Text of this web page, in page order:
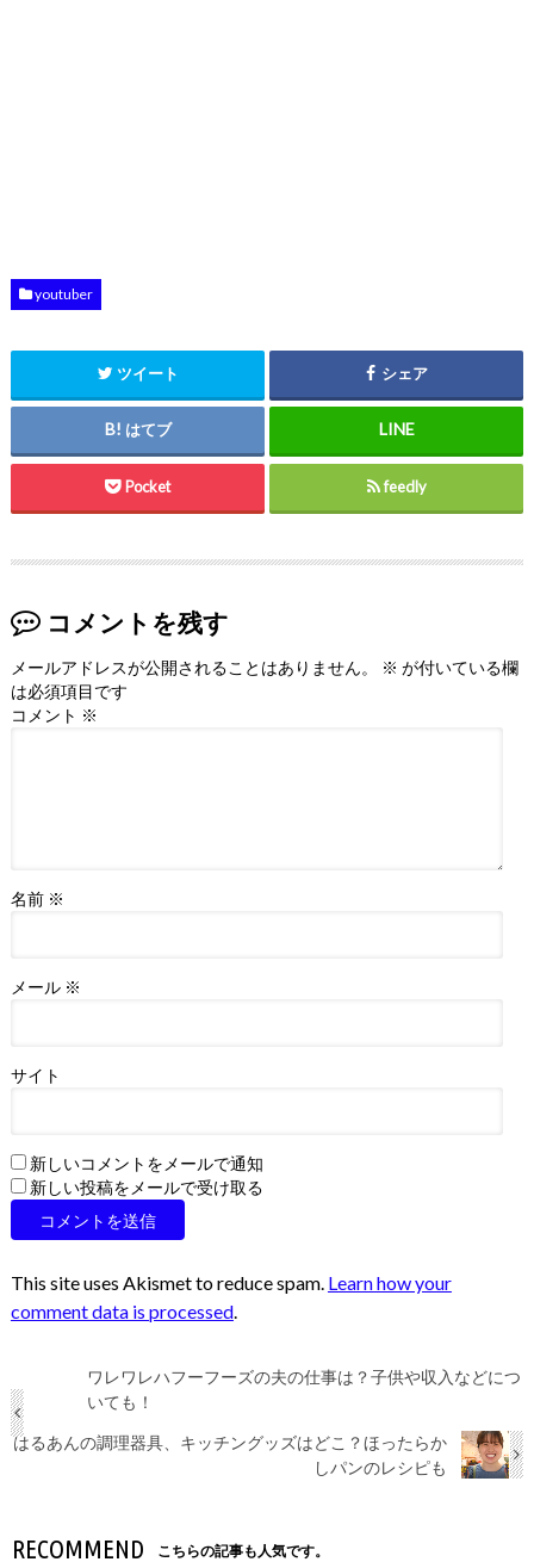
youtuber
ツイート シェア
はてブ
Pocket feedly
コメントを残す
メールアドレスが公開されることはありません。 ※ が付いている欄
は必須項目です
コメント ※
名前 ※
メール ※
サイト
新しいコメントをメールで通知
新しい投稿をメールで受け取る
This site uses Akismet to reduce spam. Learn how your
comment data is processed.
ワレワレハフーフーズの夫の仕事は？子供や収入などにつ
いても！
はるあんの調理器具、キッチングッズはどこ？ほったらか
しパンのレシピも
RECOMMEND こちらの記事も人気です。